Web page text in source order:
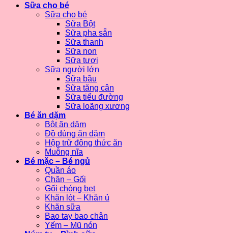
Sữa cho bé
Sữa cho bé
Sữa Bột
Sữa pha sẵn
Sữa thanh
Sữa non
Sữa tươi
Sữa người lớn
Sữa bầu
Sữa tăng cân
Sữa tiểu đường
Sữa loãng xương
Bé ăn dặm
Bột ăn dặm
Đồ dùng ăn dặm
Hộp trữ đông thức ăn
Muỗng nĩa
Bé mặc – Bé ngủ
Quần áo
Chăn – Gối
Gối chóng bẹt
Khăn lót – Khăn ủ
Khăn sữa
Bao tay bao chân
Yếm – Mũ nón